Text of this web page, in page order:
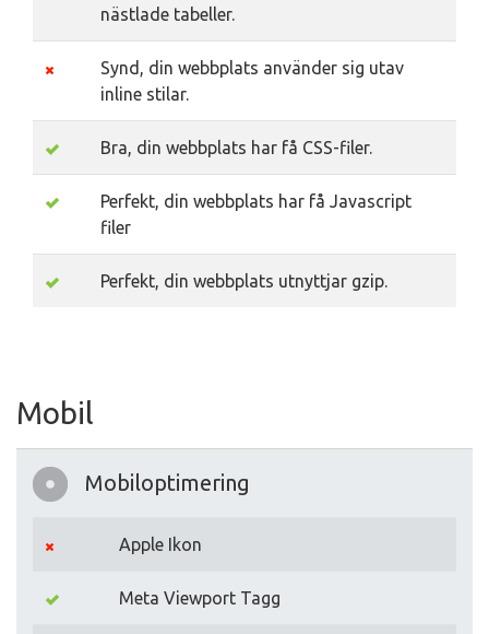
nästlade tabeller.
Synd, din webbplats använder sig utav
inline stilar.
Bra, din webbplats har få CSS-filer.
Perfekt, din webbplats har få Javascript
filer
Perfekt, din webbplats utnyttjar gzip.
Mobil
Mobiloptimering
Apple Ikon
Meta Viewport Tagg